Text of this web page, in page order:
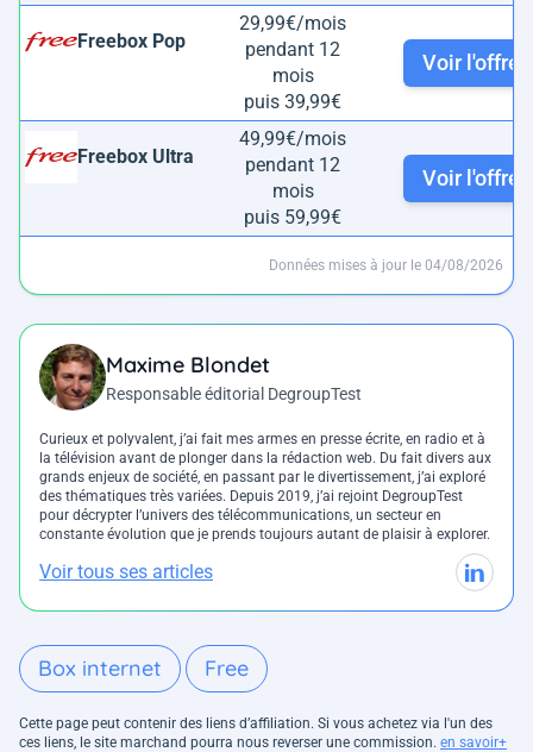
Freebox Pop
29,99€/mois
pendant 12
mois
puis 39,99€
Voir l'offre
Freebox Ultra
49,99€/mois
pendant 12
mois
puis 59,99€
Voir l'offre
Données mises à jour le 04/08/2026
Maxime Blondet
Responsable éditorial DegroupTest
Curieux et polyvalent, j’ai fait mes armes en presse écrite, en radio et à
la télévision avant de plonger dans la rédaction web. Du fait divers aux
grands enjeux de société, en passant par le divertissement, j’ai exploré
des thématiques très variées. Depuis 2019, j’ai rejoint DegroupTest
pour décrypter l’univers des télécommunications, un secteur en
constante évolution que je prends toujours autant de plaisir à explorer.
Voir tous ses articles
Box internet Free
Cette page peut contenir des liens d’affiliation. Si vous achetez via l'un des
ces liens, le site marchand pourra nous reverser une commission. en savoir+